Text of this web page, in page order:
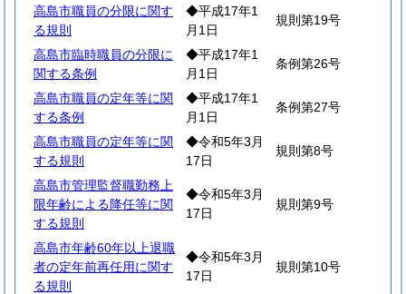
高島市職員の分限に関す
る規則
◆平成17年1
月1日
規則第19号
高島市臨時職員の分限に
関する条例
◆平成17年1
月1日
条例第26号
高島市職員の定年等に関
する条例
◆平成17年1
月1日
条例第27号
高島市職員の定年等に関
する規則
◆令和5年3月
17日
規則第8号
高島市管理監督職勤務上
限年齢による降任等に関
する規則
◆令和5年3月
17日
規則第9号
高島市年齢60年以上退職
者の定年前再任用に関す
る規則
◆令和5年3月
17日
規則第10号